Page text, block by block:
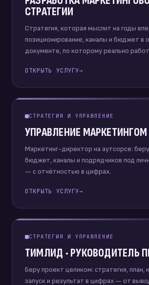
СТРАТЕГИИ
Стратегия, которая мыслит на годы
позиционирование, каналы и бюджет в
документе, по которому реально
ОТКРЫТЬ УСЛУГУ→
СТРАТЕГИЯ И УПРАВЛЕНИЕ
УПРАВЛЕНИЕ МАРКЕТИНГОМ
Маркетинг-директор на аутсорсе:
бюджет, каналы и подрядчиков под
— с отчётностью в цифрах.
ОТКРЫТЬ УСЛУГУ→
СТРАТЕГИЯ И УПРАВЛЕНИЕ
ТИМЛИД · РУКОВОДИТЕЛЬ
Беру проект целиком: стратегия, план,
запуск и результат в цифрах — от